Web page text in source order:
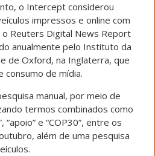
o Intercept considerou
impressos e online com
o Reuters Digital News Report
anualmente pelo Instituto da
de Oxford, na Inglaterra, que
consumo de mídia.
manual, por meio de
termos combinados como
“apoio” e “COP30”, entre os
além de uma pesquisa